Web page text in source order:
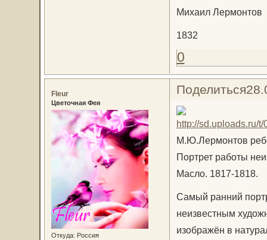
Михаил Лермонтов
1832
0
Поделиться
Fleur
Цветочная Фея
Откуда: Россия
М.Ю.Лермонтов
Портрет работы
Масло. 1817-1818.
Самый ранний
неизвестным
изображён в